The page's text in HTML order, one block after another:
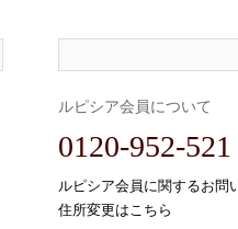
ルピシア会員について
0120-952-521
ルピシア会員に関するお問
住所変更はこちら